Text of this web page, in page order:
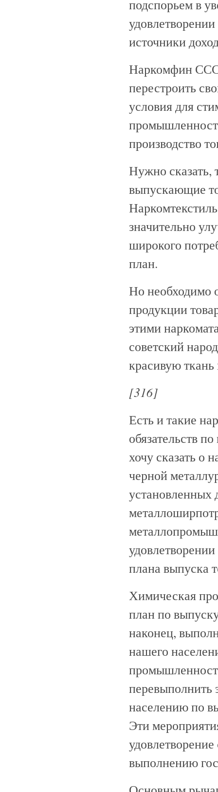
подспорьем в
источники
Наркомфин
перестроить
условия для
производство
Нужно
выпускающие
значительно
широкого
план.
Но необходимо
продукции
этими
советский
красивую
[316]
Есть и такие
обязательств
хочу сказать о
черной
установленных
плана выпуска
Химическая
план по
наконец,
нашего
перевыполнить
населению по
Эти
выполнению